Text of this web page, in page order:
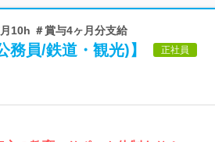
10h ＃賞与4ヶ月分支給
員/鉄道・観光)】 正社員